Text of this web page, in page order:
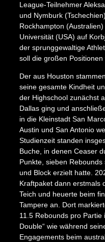
League-Teilnehmer
und Nymburk
Rockhampton
Universität (USA) auf
der sprunggewaltige
soll die großen Positionen
Der aus Houston
seine gesamte Kindheit
der Highschool zunächst
Dallas ging und
in die Kleinstadt San
Austin und San Antonio
Studienzeit standen
Buche, in denen Ceaser
Punkte, sieben
und Block erzielt hatte.
Kraftpaket dann erstmals
Teich und heuerte beim
Tampere an. Dort
11.5 Rebounds pro Partie
Double“ wie während
Engagements beim